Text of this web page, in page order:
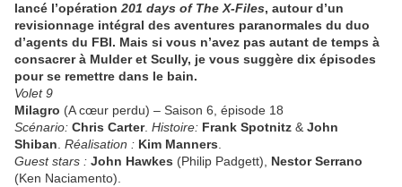
lancé l’opération 201 days of The X-Files, autour d’un
revisionnage intégral des aventures paranormales du duo
d’agents du FBI. Mais si vous n’avez pas autant de temps à
consacrer à Mulder et Scully, je vous suggère dix épisodes
pour se remettre dans le bain.
Volet 9
Milagro (A cœur perdu) – Saison 6, épisode 18
Scénario: Chris Carter. Histoire: Frank Spotnitz & John
Shiban Réalisation : Kim Manners
Guest stars : John Hawkes (Philip Padgett), Nestor Serrano
(Ken Naciamento).